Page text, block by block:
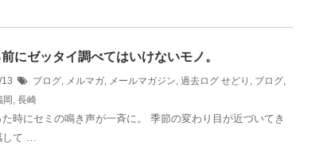
にゼッタイ調べてはいけないモノ。
ブログ, メルマガ, メールマガジン, 過去ログ せどり , ブログ,
岡 , 長崎
時にセミの鳴き声が一斉に。 季節の変わり目が近づいてき
して …